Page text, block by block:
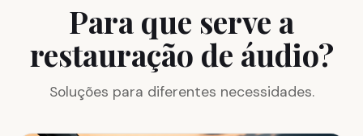
Para que serve a
restauração de áudio?
Soluções para diferentes necessidades.